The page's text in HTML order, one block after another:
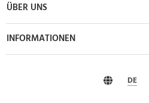
ÜBER UNS
INFORMATIONEN
DE